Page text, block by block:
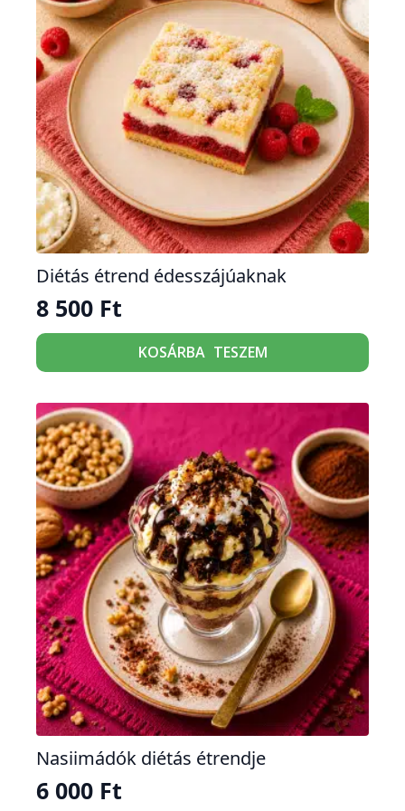
Diétás étrend édesszájúaknak
8 500 Ft
KOSÁRBA TESZEM
Ennek
a
több
variációja
van.
A
változatok
a
termékoldalon
választhatók
ki
Nasiimádók diétás étrendje
6 000 Ft